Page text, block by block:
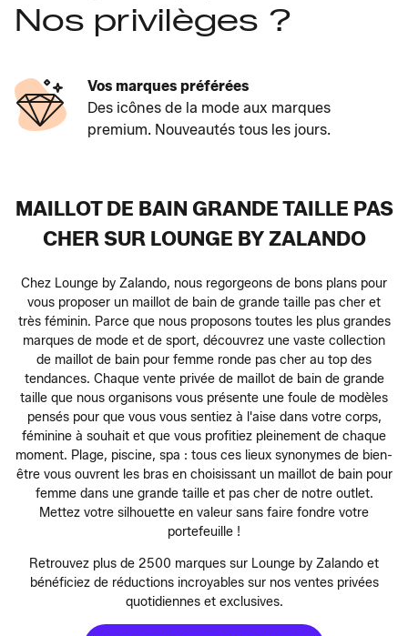
Nos privilèges ?
Vos marques préférées
Des icônes de la mode aux marques
premium. Nouveautés tous les jours.
MAILLOT DE BAIN GRANDE TAILLE PAS
CHER SUR LOUNGE BY ZALANDO
Chez Lounge by Zalando, nous regorgeons de bons plans pour
vous proposer un maillot de bain de grande taille pas cher et
très féminin. Parce que nous proposons toutes les plus grandes
marques de mode et de sport, découvrez une vaste collection
de maillot de bain pour femme ronde pas cher au top des
tendances. Chaque vente privée de maillot de bain de grande
taille que nous organisons vous présente une foule de modèles
pensés pour que vous vous sentiez à l'aise dans votre corps,
féminine à souhait et que vous profitiez pleinement de chaque
moment. Plage, piscine, spa : tous ces lieux synonymes de bien-
être vous ouvrent les bras en choisissant un maillot de bain pour
femme dans une grande taille et pas cher de notre outlet.
Mettez votre silhouette en valeur sans faire fondre votre
portefeuille !
Retrouvez plus de 2500 marques sur Lounge by Zalando et
bénéficiez de réductions incroyables sur nos ventes privées
quotidiennes et exclusives.